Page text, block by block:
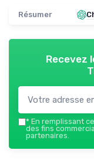
Résumer
Recevez
* En remplissant
des fins
partenaires.